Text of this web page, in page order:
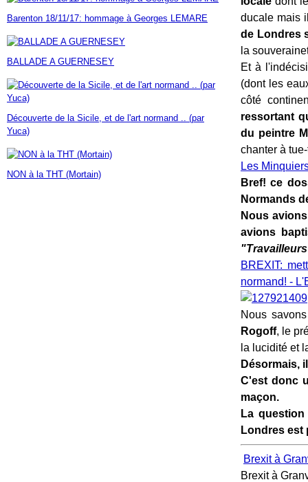
Janvier(7)
Février(9)
Janvier(18)
Mars(60)
Février(24)
Janvier(23)
Avril(14)
Mars (17)
Février(46)
Janvier (35)
Barenton 18/11/17: hommage à Georges LEMARE
BALLADE A GUERNESEY
Découverte de la Sicile, et de l'art normand .. (par
Yuca)
NON à la THT (Mortain)
ducale mais
de Londres
la
Et à
(dont les
côté
ressortant
du peintre
chanter à
Les
Bref! ce
Normands
Nous
avions
BREXIT:
normand! -
Nous
Rogoff, le
la lucidité et
Désormais,
C'est donc
maçon.
La
Londres est
Brexit à
Brexit à